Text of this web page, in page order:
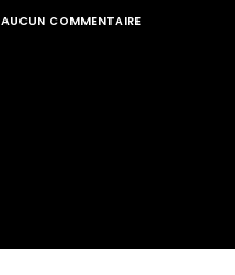
AUCUN COMMENTAIRE